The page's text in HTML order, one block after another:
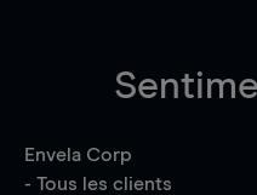
Envela Corp
- Tous les clients